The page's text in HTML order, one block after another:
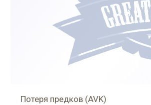
Потеря предков (AVK)